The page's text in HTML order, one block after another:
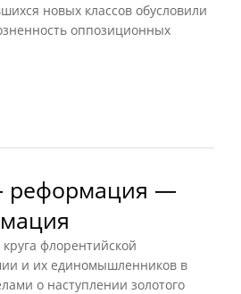
новых классов обусловили
оппозиционных
реформация —
флорентийской
и их единомышленников в
о наступлении золотого